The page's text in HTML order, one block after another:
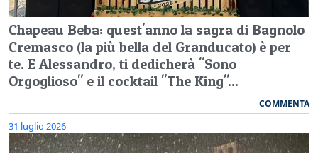
Chapeau Beba: quest'anno la sagra di Bagnolo
Cremasco (la più bella del Granducato) è per
te. E Alessandro, ti dedicherà "Sono
Orgoglioso" e il cocktail "The King"...
COMMENTA
31 luglio 2026